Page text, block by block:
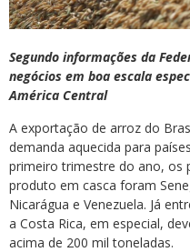
Segundo informações da
negócios em boa escala
América Central
A exportação de arroz do
demanda aquecida para
primeiro trimestre do ano, os
produto em casca foram
Nicarágua e Venezuela. Já
a Costa Rica, em especial,
acima de 200 mil toneladas.